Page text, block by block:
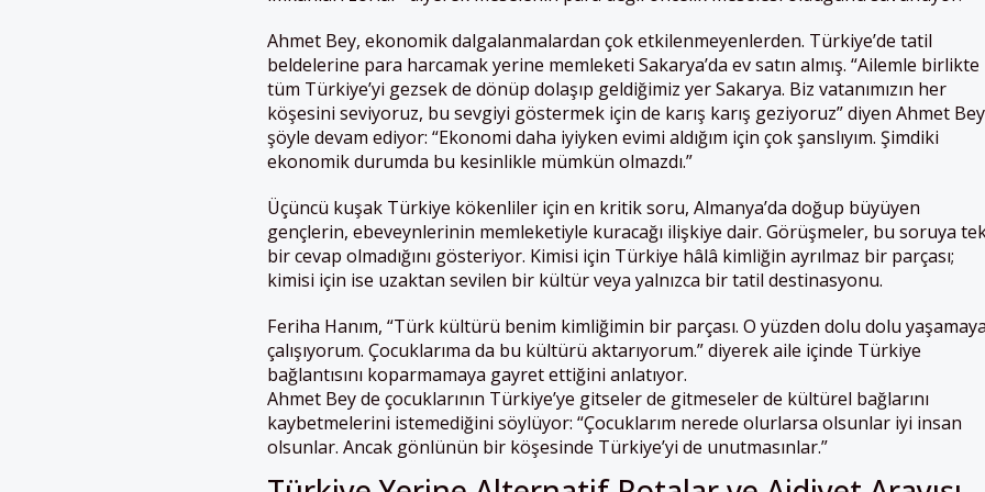
Ahmet Bey, ekonomik dalgalanmalardan çok etkilenmeyenlerden. Türkiye’de tatil
beldelerine para harcamak yerine memleketi Sakarya’da ev satın almış. “Ailemle birlikte
tüm Türkiye’yi gezsek de dönüp dolaşıp geldiğimiz yer Sakarya. Biz vatanımızın her
köşesini seviyoruz, bu sevgiyi göstermek için de karış karış geziyoruz” diyen Ahmet Bey
şöyle devam ediyor: “Ekonomi daha iyiyken evimi aldığım için çok şanslıyım. Şimdiki
ekonomik durumda bu kesinlikle mümkün olmazdı.”
Üçüncü kuşak Türkiye kökenliler için en kritik soru, Almanya’da doğup büyüyen
gençlerin, ebeveynlerinin memleketiyle kuracağı ilişkiye dair. Görüşmeler, bu soruya
bir cevap olmadığını gösteriyor. Kimisi için Türkiye hâlâ kimliğin ayrılmaz bir parçası;
kimisi için ise uzaktan sevilen bir kültür veya yalnızca bir tatil destinasyonu.
Feriha Hanım, “Türk kültürü benim kimliğimin bir parçası. O yüzden dolu dolu
çalışıyorum. Çocuklarıma da bu kültürü aktarıyorum.” diyerek aile içinde Türkiye
bağlantısını koparmamaya gayret ettiğini anlatıyor.
Ahmet Bey de çocuklarının Türkiye’ye gitseler de gitmeseler de kültürel bağlarını
kaybetmelerini istemediğini söylüyor: “Çocuklarım nerede olurlarsa olsunlar iyi insan
olsunlar. Ancak gönlünün bir köşesinde Türkiye’yi de unutmasınlar.”